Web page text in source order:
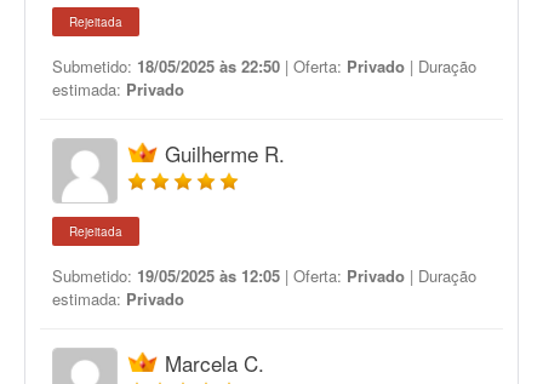
Rejeitada
Submetido: 18/05/2025 às 22:50 | Oferta: Privado | Duração
estimada: Privado
Guilherme R.
Rejeitada
Submetido: 19/05/2025 às 12:05 | Oferta: Privado | Duração
estimada: Privado
Marcela C.